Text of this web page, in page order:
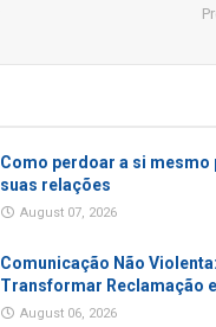
Como perdoar a si mesmo
suas relações
August 07, 2026
Comunicação Não
Transformar Reclamação
August 06, 2026